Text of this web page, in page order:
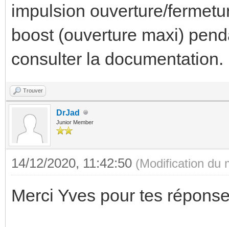
impulsion ouverture/
boost (ouverture maxi)
consulter la documentation.
Trouver
DrJad
Junior Member
14/12/2020, 11:42:50 (Modification du
Merci Yves pour tes